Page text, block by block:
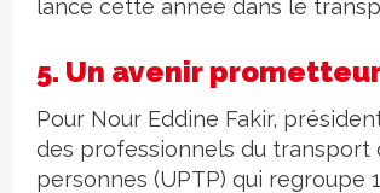
lance cette année dans le
5. Un avenir
Pour Nour Eddine Fakir,
des professionnels du transport
personnes (UPTP) qui regroupe